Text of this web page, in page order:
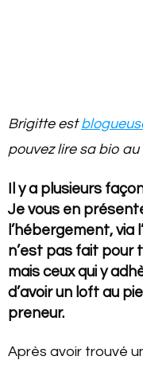
Brigitte est
pouvez lire sa bio
Il y a plusieurs
Je vous en
l’hébergement, via
n’est pas fait pour
mais ceux qui y
d’avoir un loft au
preneur.
Après avoir trouvé